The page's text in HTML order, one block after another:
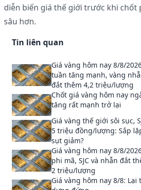
diễn biến giá thế giới trước khi chốt
sâu hơn.
Tin liên quan
Giá vàng hôm nay 8/8/
tuần tăng mạnh, vàng
đắt thêm 4,2 triệu/lượng
Chốt giá vàng hôm nay
tăng rất mạnh trở lại
Giá vàng thế giới sôi sục,
5 triệu đồng/lượng: Sắp
sụt giảm?
Giá vàng hôm nay 8/8/
phi mã, SJC và nhẫn đắt
2 triệu/lượng
Giá vàng hôm nay 8/8: Lại